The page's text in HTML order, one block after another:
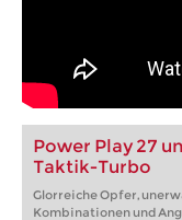
Power Play 27
Taktik-Turbo
Glorreiche Opfer,
Kombinationen und